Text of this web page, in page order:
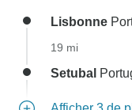
Lisbonne
19 mi
Setubal